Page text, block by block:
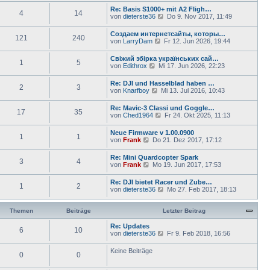
r
a
g
e
i
t
r
a
g
e
s
t
e
r
e
i
r
a
g
4 14
Re: Basis S1000+ mit A2 Fligh…
von dieterste36
N
e
s
t
e
r
e
i
t
r
a
g
Do 9. Nov 2017, 11:49
121 240
Создаем интернетсайты, которы…
von LarryDam
N
e
s
t
e
r
e
i
r
a
g
Fr 12. Jun 2026, 19:44
1 5
Свіжий збірка українських сай…
von Edithrox
N
e
s
t
e
r
e
i
t
r
a
g
Mi 17. Jun 2026, 22:23
2 3
Re: DJI und Hasselblad haben …
von Knarfboy
N
e
s
t
e
r
e
i
t
r
a
g
Mi 13. Jul 2016, 10:43
17 35
Re: Mavic-3 Classi und Goggle…
von Ched1964
N
e
s
t
e
r
e
i
t
r
a
Fr 24. Okt 2025, 11:13
1 1
Neue Firmware v 1.00.0900
von Frank
N
e
s
t
e
r
e
t
a
Do 21. Dez 2017, 17:12
3 4
Re: Mini Quardcopter Spark
von Frank
N
e
s
t
i
t
r
Mo 19. Jun 2017, 17:53
1 2
Re: DJI bietet Racer und Zube…
von dieterste36
N
u
e
s
e
t
Mo 27. Feb 2017, 18:13
Themen Beiträge Letzter Beitrag
6 10
Re: Updates
von dieterste36
NFr 9. Feb 2018, 16:56
0 0 Keine Beiträge